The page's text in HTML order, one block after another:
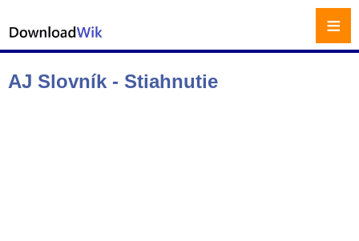
AJ Slovník - Stiahnutie
≡